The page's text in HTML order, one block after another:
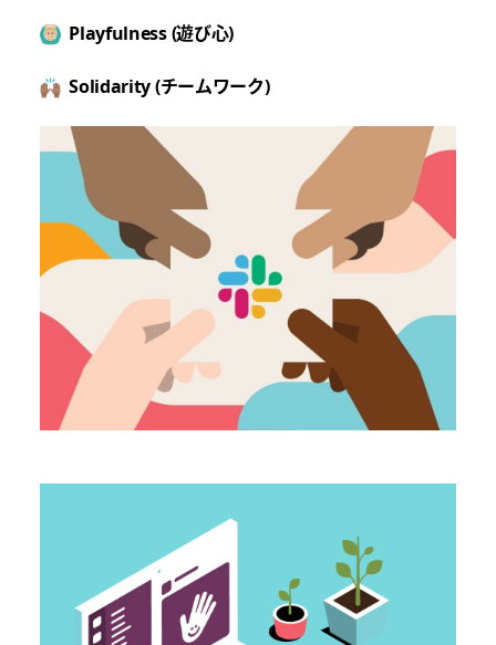
Playfulness (遊び心)
Solidarity (チームワーク)